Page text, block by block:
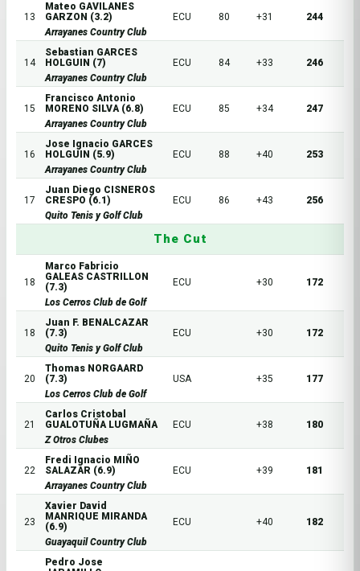
13
Mateo GAVILANES
GARZON (3.2)
Arrayanes Country Club
ECU 80 +31 244
14
Sebastian GARCES
HOLGUIN (7)
Arrayanes Country Club
ECU 84 +33 246
15
Francisco Antonio
MORENO SILVA (6.8)
Arrayanes Country Club
ECU 85 +34 247
16
Jose Ignacio GARCES
HOLGUIN (5.9)
Arrayanes Country Club
ECU 88 +40 253
17
Juan Diego CISNEROS
CRESPO (6.1)
Quito Tenis y Golf Club
ECU 86 +43 256
The Cut
18
Marco Fabricio
GALEAS CASTRILLON
(7.3)
Los Cerros Club de Golf
ECU +30 172
18
Juan F. BENALCAZAR
(7.3)
Quito Tenis y Golf Club
ECU +30 172
20
Thomas NORGAARD
(7.3)
Los Cerros Club de Golf
USA +35 177
21
Carlos Cristobal
GUALOTUÑA LUGMAÑA
Z Otros Clubes
ECU +38 180
22
Fredi Ignacio MIÑO
SALAZAR (6.9)
Arrayanes Country Club
ECU +39 181
23
Xavier David
MANRIQUE MIRANDA
(6.9)
Guayaquil Country Club
ECU +40 182
Pedro Jose